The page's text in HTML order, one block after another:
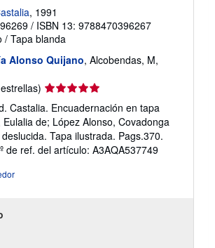
, 1991
/ ISBN 13: 9788470396267
/ Tapa blanda
Alonso Quijano, Alcobendas, M,
Calificación
del
vendedor:
5
de
5
Castalia. Encuadernación en tapa
de; López Alonso, Covadonga
Tapa ilustrada. Pags.370.
de ref. del artículo: A3AQA537749